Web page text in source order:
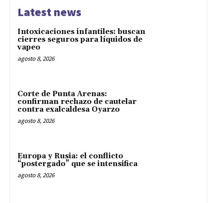
Latest news
Intoxicaciones infantiles: buscan
cierres seguros para líquidos de
vapeo
agosto 8, 2026
Corte de Punta Arenas:
confirman rechazo de cautelar
contra exalcaldesa Oyarzo
agosto 8, 2026
Europa y Rusia: el conflicto
“postergado” que se intensifica
agosto 8, 2026